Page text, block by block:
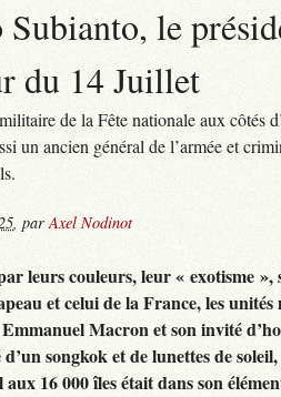
Subianto, le
du 14 Juillet
de la Fête nationale aux côtés
un ancien général de l’armée et
, parAxel Nodinot
leurs couleurs, leur « exotisme
et celui de la France, les
Macron et son invité
songkok et de lunettes de
aux 16 000 îles était dans son